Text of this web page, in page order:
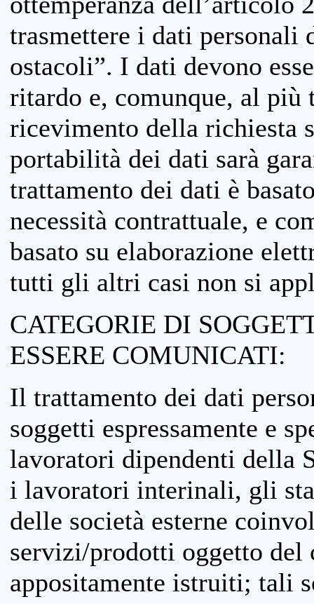
trasmettere i dati personali
ostacoli”. I dati devono
ritardo e, comunque, al più
ricevimento della richiesta
portabilità dei dati sarà
trattamento dei dati è
necessità contrattuale, e
basato su elaborazione
tutti gli altri casi non si
CATEGORIE DI
ESSERE COMUNICATI:
Il trattamento dei dati
soggetti espressamente e
lavoratori dipendenti della
i lavoratori interinali, gli
delle società esterne
servizi/prodotti oggetto
appositamente istruiti; tali